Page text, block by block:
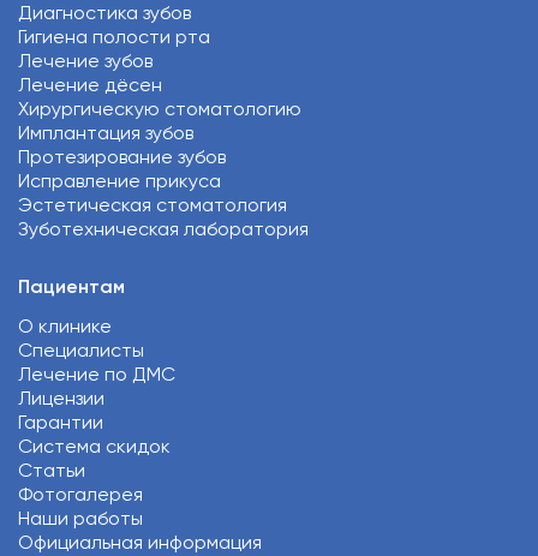
Диагностика зубов
Гигиена полости рта
Лечение зубов
Лечение дёсен
Хирургическую стоматологию
Имплантация зубов
Протезирование зубов
Исправление прикуса
Эстетическая стоматология
Зуботехническая лаборатория
Пациентам
О клинике
Специалисты
Лечение по ДМС
Лицензии
Гарантии
Система скидок
Статьи
Фотогалерея
Наши работы
Официальная информация